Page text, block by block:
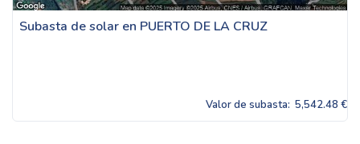
Subasta de solar en PUERTO DE LA CRUZ
Valor de subasta: 5,542.48 €